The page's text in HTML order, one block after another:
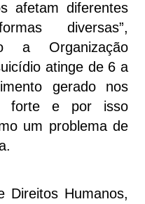
afetam diferentes
diversas”,
a Organização
atinge de 6 a
gerado nos
forte e por isso
um problema de
Direitos Humanos,